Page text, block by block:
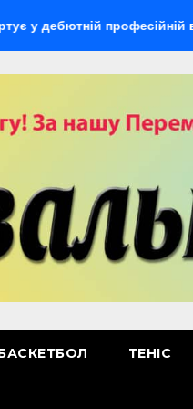
професійній велогонці
ТЕНІС